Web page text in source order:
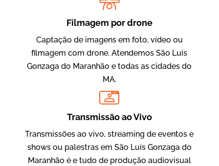
Evolucional
Vídeos para Treinamentos
Filmagem por drone
Captação de imagens em foto, vídeo ou
filmagem com drone. Atendemos São Luís
Gonzaga do Maranhão e todas as cidades do
MA.
LIVE
Transmissão ao Vivo
Transmissões ao vivo, streaming de eventos e
shows ou palestras em São Luís Gonzaga do
Maranhão é e tudo de produção audiovisual